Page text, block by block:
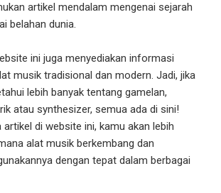
artikel mendalam mengenai sejarah
belahan dunia.
ini juga menyediakan informasi
musik tradisional dan modern. Jadi, jika
lebih banyak tentang gamelan,
atau synthesizer, semua ada di sini!
artikel di website ini, kamu akan lebih
alat musik berkembang dan
dengan tepat dalam berbagai